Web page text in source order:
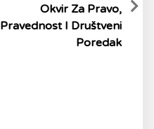
Okvir Za Pravo,
Pravednost I Društveni
Poredak